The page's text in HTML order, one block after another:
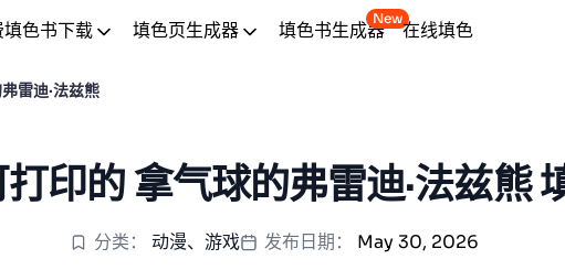
填色书下载 填色页生成器 填色书生成器
New
在线填色
雷迪·法兹熊
印的 拿气球的弗雷迪·法兹熊
分类： 动漫、 游戏 发布日期： May 30, 2026